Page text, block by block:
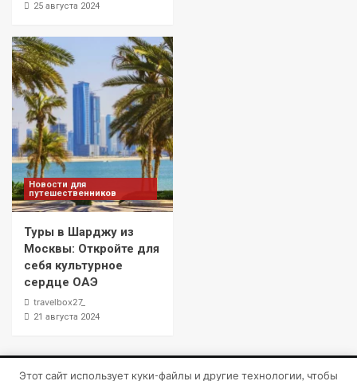
25 августа 2024
Новости для
путешественников
Туры в Шарджу из
Москвы: Откройте для
себя культурное
сердце ОАЭ
travelbox27_
21 августа 2024
Этот сайт использует куки-файлы и другие технологии, чтобы